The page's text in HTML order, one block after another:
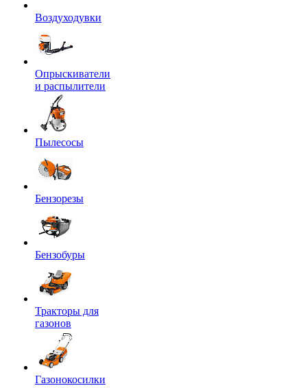
Воздуходувки
Опрыскиватели
и распылители
Пылесосы
Бензорезы
Бензобуры
Тракторы для
газонов
Газонокосилки